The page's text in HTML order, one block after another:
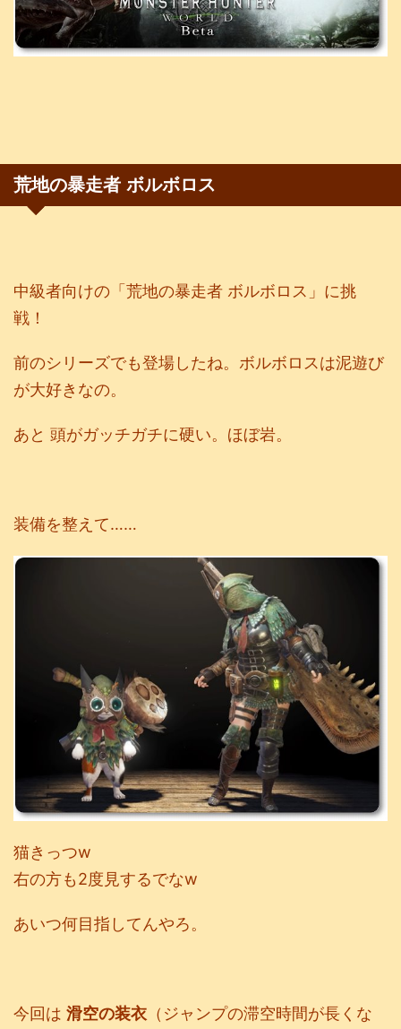
荒地の暴走者 ボルボロス
中級者向けの「荒地の暴走者 ボルボロス」に挑
戦！
前のシリーズでも登場したね。ボルボロスは泥遊び
が大好きなの。
あと 頭がガッチガチに硬い。ほぼ岩。
装備を整えて……
猫きっつw
右の方も2度見するでなw
あいつ何目指してんやろ。
今回は 滑空の装衣 （ジャンプの滞空時間が長くな